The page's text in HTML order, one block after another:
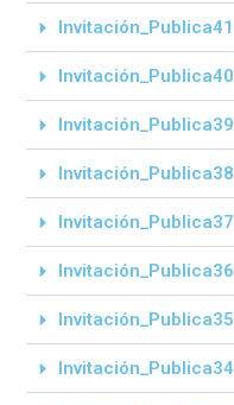
Invitación_Publica41
Invitación_Publica40
Invitación_Publica39
Invitación_Publica38
Invitación_Publica37
Invitación_Publica36
Invitación_Publica35
Invitación_Publica34